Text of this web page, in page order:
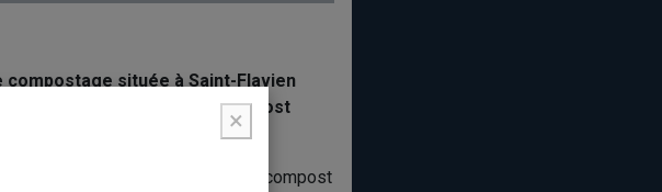
située à Saint-Flavien
première distribution de compost
et en plus grande quantité son compost
×